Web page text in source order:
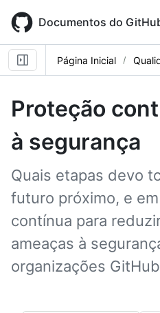
main
content
Documentos do
Página Inicial
Proteção
à segurança
Quais etapas devo
futuro próximo, e
contínua para
ameaças à
organizações